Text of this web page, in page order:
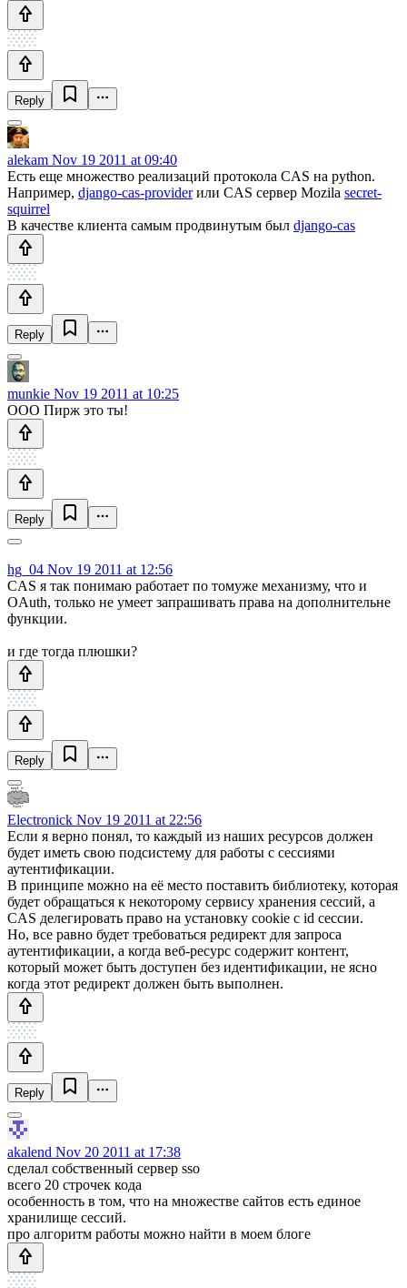
Reply
alekam Nov 19 2011 at 09:40
Есть еще множество реализаций протокола CAS на python.
Например, django-cas-providerили CAS сервер Mozila secret-
squirrel
В качестве клиента самым продвинутым был django-cas
Reply
munkie Nov 19 2011 at 10:25
ООО Пирж это ты!
Reply
hg_04 Nov 19 2011 at 12:56
CAS я так понимаю работает по томуже механизму, что и
OAuth, только не умеет запрашивать права на дополнительне
функции.
и где тогда плюшки?
Reply
Electronick Nov 19 2011 at 22:56
Если я верно понял, то каждый из наших ресурсов должен
будет иметь свою подсистему для работы с сессиями
аутентификации.
В принципе можно на её место поставить библиотеку, которая
будет обращаться к некоторому сервису хранения сессий, а
CAS делегировать право на установку cookie с id сессии.
Но, все равно будет требоваться редирект для запроса
аутентификации, а когда веб-ресурс содержит контент,
который может быть доступен без идентификации, не ясно
когда этот редирект должен быть выполнен.
Reply
akalend Nov 20 2011 at 17:38
сделал собственный сервер sso
всего 20 строчек кода
особенность в том, что на множестве сайтов есть единое
хранилище сессий.
про алгоритм работы можно найти в моем блоге